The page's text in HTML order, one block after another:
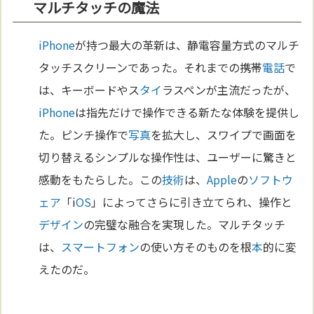
マルチタッチの魔法
iPhoneが持つ最大の革新は、静電容量方式のマルチ
タッチスクリーンであった。それまでの携帯電話で
は、キーボードやスタイラスペンが主流だったが、
iPhoneは指先だけで操作できる新たな体験を提供し
た。ピンチ操作で写真を拡大し、スワイプで画面を
切り替えるシンプルな操作性は、ユーザーに驚きと
感動をもたらした。この技術は、Appleのソフトウ
ェア 「iOS」によってさらに引き立てられ、操作と
デザインの完璧な融合を実現した。マルチタッチ
は、 スマートフォンの使い方そのものを根本的に変
えたのだ。